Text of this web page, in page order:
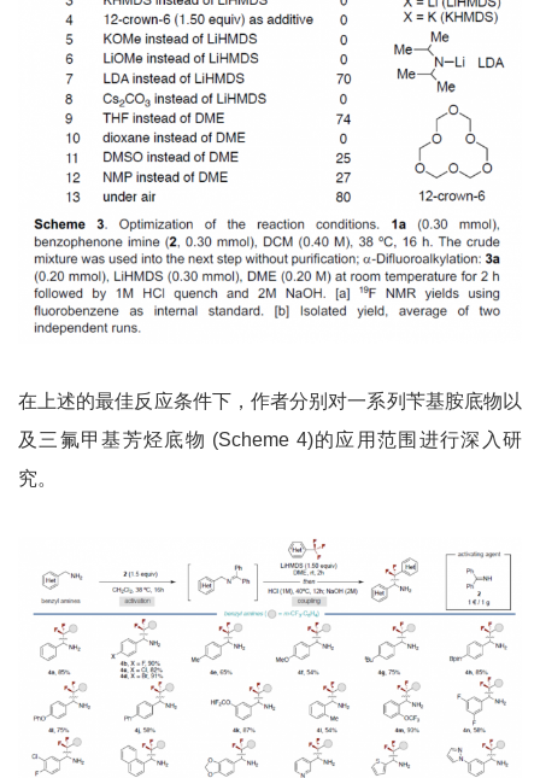
在上述的最佳反应条件下，作者分别对一系列苄基胺底物以
及三氟甲基芳烃底物 (Scheme 4)的应用范围进行深入研
究。